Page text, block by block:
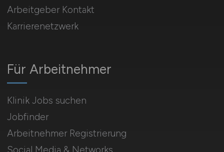
Für Arbeitnehmer
Klinik Jobs suchen
Jobfinder
Arbeitnehmer Registrierung
Arbeitgeber Kontakt
Karrierenetzwerk